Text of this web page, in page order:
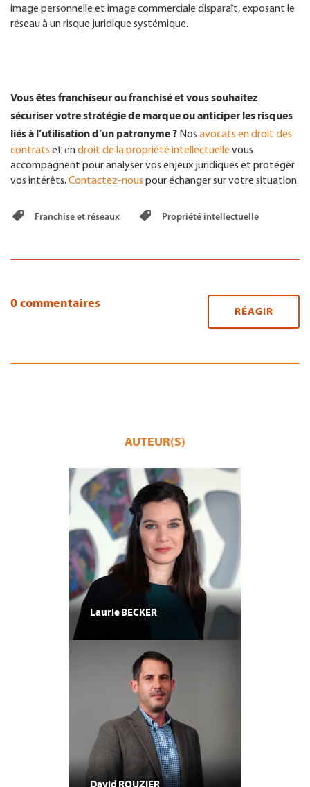
image personnelle et image commerciale disparaît, exposant le
réseau à un risque juridique systémique.
Vous êtes franchiseur ou franchisé et vous souhaitez
sécuriser votre stratégie de marque ou anticiper les risques
liés à l’utilisation d’un patronyme ? Nos avocats en droit des
contrats et endroit de la propriété intellectuelle vous
accompagnent pour analyser vos enjeux juridiques et protéger
vos intérêts. Contactez-nous pour échanger sur votre situation.
Franchise et réseaux Propriété intellectuelle
0 commentaires
RÉAGIR
AUTEUR(S)
LaurieBECKER
David ROUZIER